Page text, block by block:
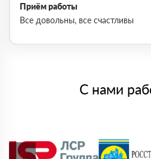
Приём работы
Все довольны, все счастливы
С нами